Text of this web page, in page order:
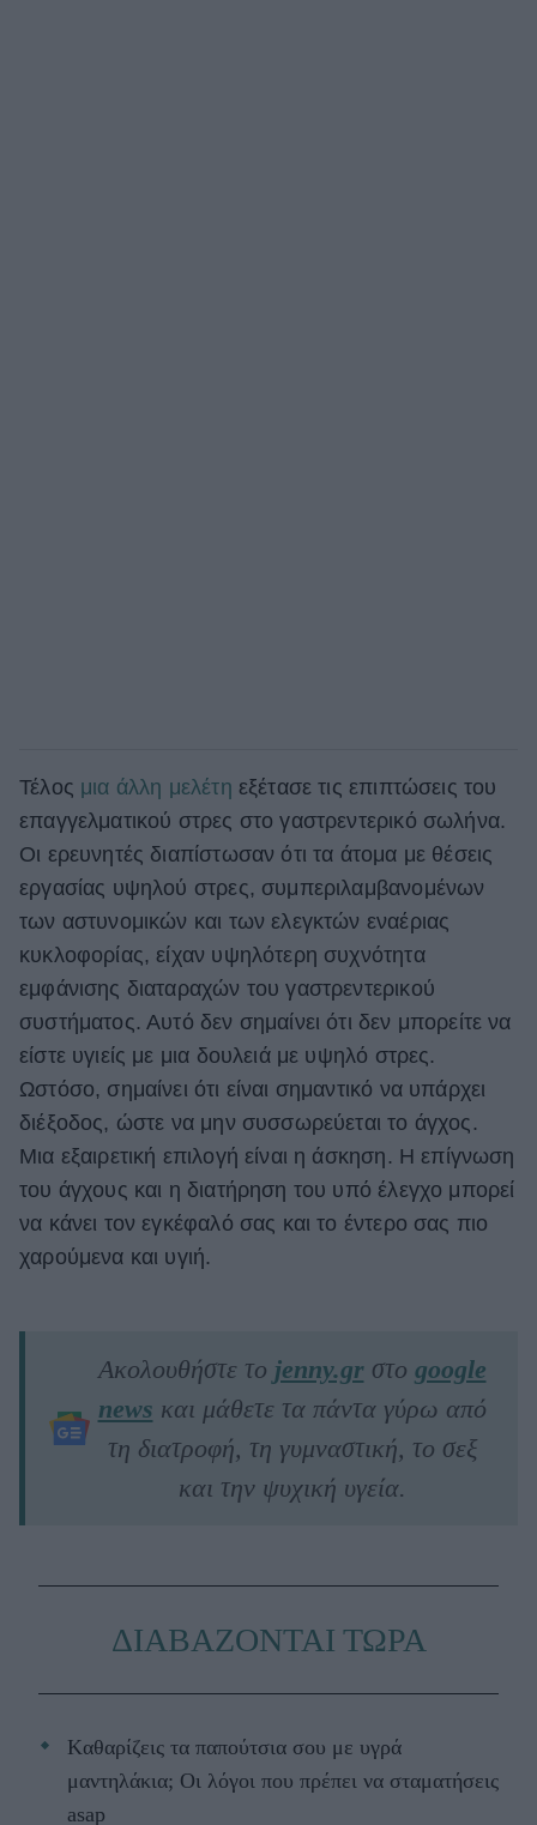
Τέλος μια άλλη μελέτη εξέτασε τις επιπτώσεις του
επαγγελματικού στρες στο γαστρεντερικό σωλήνα.
Οι ερευνητές διαπίστωσαν ότι τα άτομα με θέσεις
εργασίας υψηλού στρες, συμπεριλαμβανομένων
των αστυνομικών και των ελεγκτών εναέριας
κυκλοφορίας, είχαν υψηλότερη συχνότητα
εμφάνισης διαταραχών του γαστρεντερικού
συστήματος. Αυτό δεν σημαίνει ότι δεν μπορείτε να
είστε υγιείς με μια δουλειά με υψηλό στρες.
Ωστόσο, σημαίνει ότι είναι σημαντικό να υπάρχει
διέξοδος, ώστε να μην συσσωρεύεται το άγχος.
Μια εξαιρετική επιλογή είναι η άσκηση. Η επίγνωση
του άγχους και η διατήρηση του υπό έλεγχο μπορεί
να κάνει τον εγκέφαλό σας και το έντερο σας πιο
χαρούμενα και υγιή.
Ακολουθήστε το jenny.grστο google
news και μάθετε τα πάντα γύρω από
τη διατροφή, τη γυμναστική, το σεξ
και την ψυχική υγεία.
ΔΙΑΒΑΖΟΝΤΑΙ ΤΩΡΑ
Kαθαρίζεις τα παπούτσια σου με υγρά
μαντηλάκια; Οι λόγοι που πρέπει να σταματήσεις
asap